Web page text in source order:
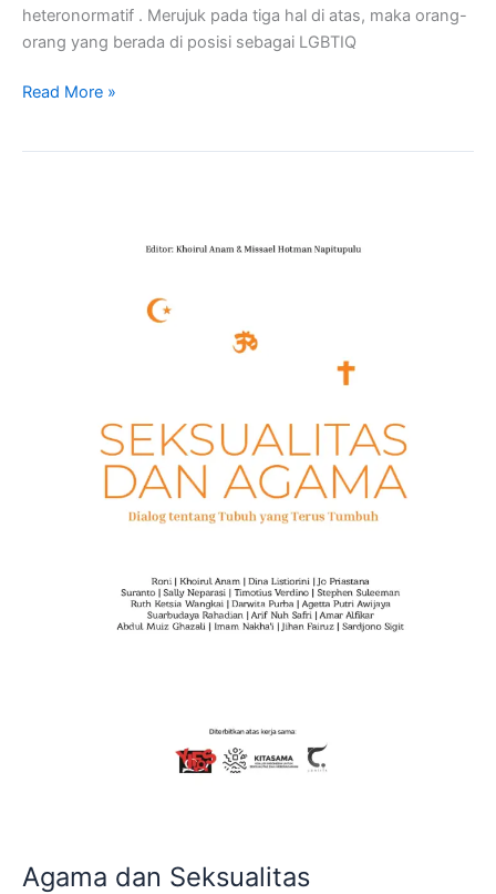
heteronormatif . Merujuk pada tiga hal di atas, maka orang-
orang yang berada di posisi sebagai LGBTIQ
Read More »
Agama dan Seksualitas